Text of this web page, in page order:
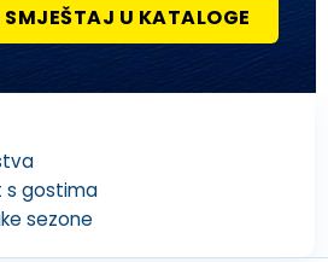
U KATALOGE
s gostima
sezone